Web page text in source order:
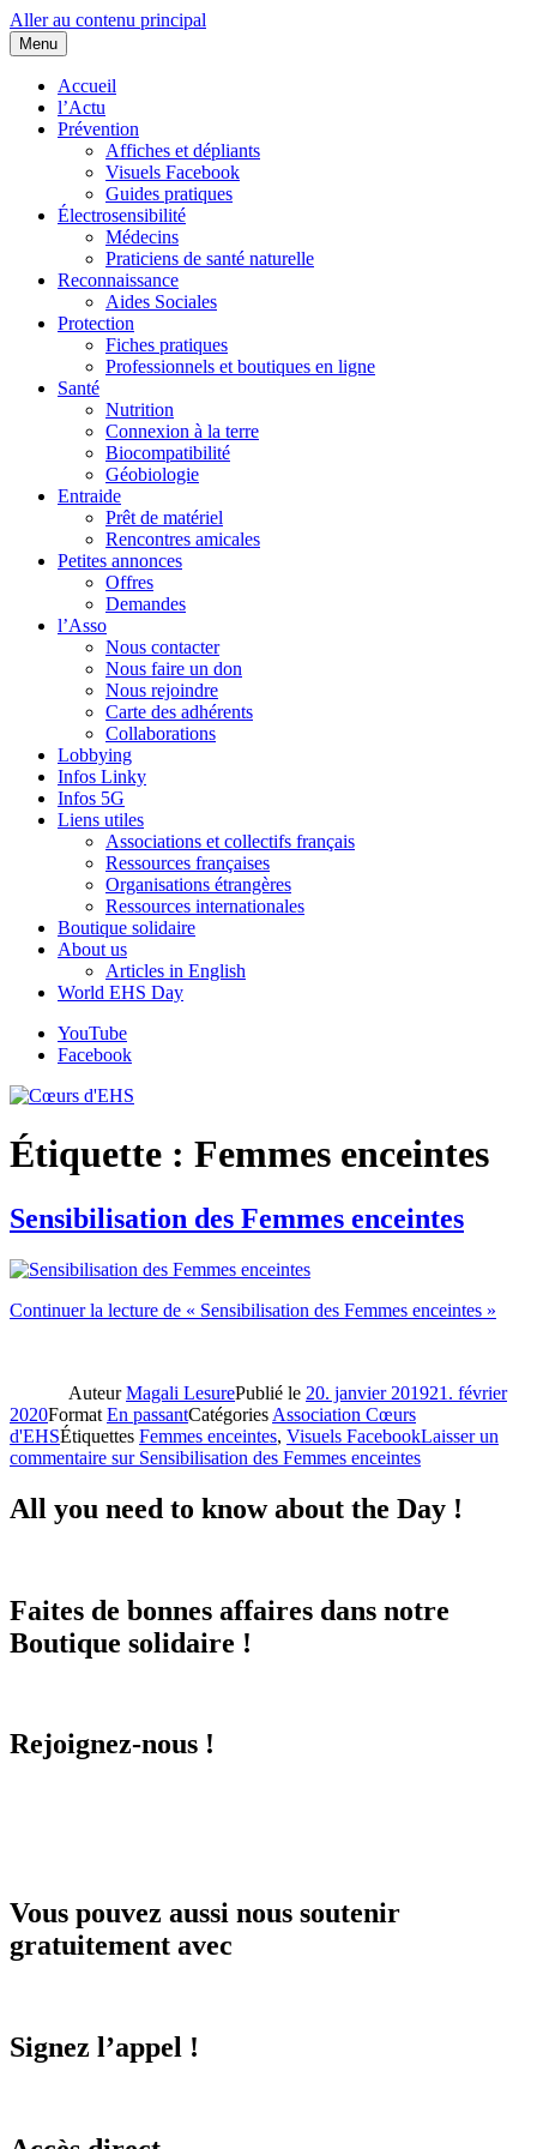
Aller au contenu principal
Cœurs d'EHS
Association d'Êtres Humains Sensibles et Solidaires pour une entraide
collaborative.
Menu
Accueil
l’Actu
Prévention
Affiches et dépliants
Visuels Facebook
Guides pratiques
Électrosensibilité
Médecins
Praticiens de santé naturelle
Reconnaissance
Aides Sociales
Protection
Fiches pratiques
Professionnels et boutiques en ligne
Santé
Nutrition
Connexion à la terre
Biocompatibilité
Géobiologie
Entraide
Prêt de matériel
Rencontres amicales
Petites annonces
Offres
Demandes
l’Asso
Nous contacter
Nous faire un don
Nous rejoindre
Carte des adhérents
Collaborations
Lobbying
Infos Linky
Infos 5G
Liens utiles
Associations et collectifs français
Ressources françaises
Organisations étrangères
Ressources internationales
Boutique solidaire
About us
Articles in English
World EHS Day
YouTube
Facebook
Étiquette : Femmes enceintes
Sensibilisation des Femmes enceintes
Continuer la lecture de « Sensibilisation des Femmes enceintes »
AuteurMagali LesurePublié le 20. janvier 201921. février
2020Format En passantCatégories Association Cœurs
d'EHSÉtiquettes Femmes enceintes, Visuels FacebookLaisser un
commentaire sur Sensibilisation des Femmes enceintes
All you need to know about the Day !
Faites de bonnes affaires dans notre
Boutique solidaire !
Rejoignez-nous !
Vous pouvez aussi nous soutenir
gratuitement avec
Signez l’appel !